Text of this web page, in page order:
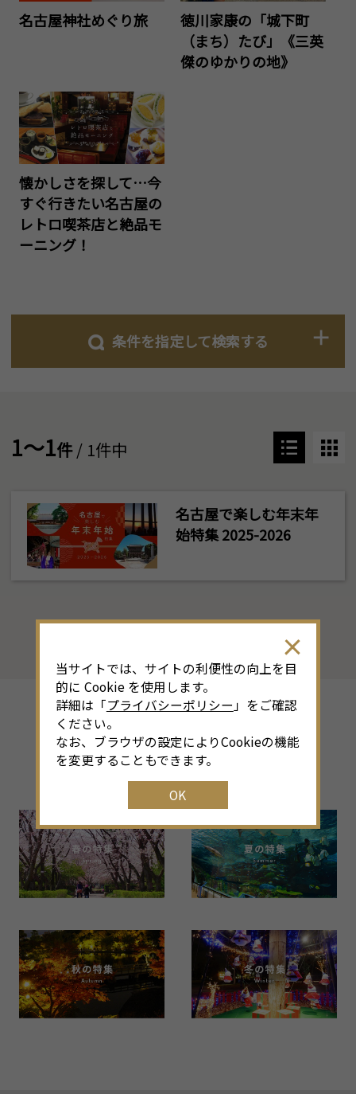
名古屋神社めぐり旅
徳川家康の「城下町
（まち）たび」《三英
傑のゆかりの地》
懐かしさを探して…今
すぐ行きたい名古屋の
レトロ喫茶店と絶品モ
ーニング！
条件を指定して検索する
1～1件/ 1件中
名古屋で楽しむ年末年
始特集 2025-2026
その他のシーズン特集
Back Number
当サイトでは、サイトの利便性の向上を目
的に Cookie を使用します。
詳細は「プライバシーポリシー 」をご確認
ください。
なお、ブラウザの設定によりCookieの機能
を変更することもできます。
OK